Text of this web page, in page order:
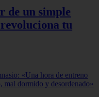
de un simple
tu